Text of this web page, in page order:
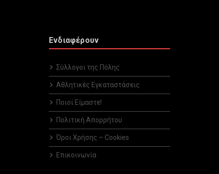
Ενδιαφέρουν
Σύλλογοι της Πόλης
Αθλητικές Εγκαταστάσεις
Ποιοί Είμαστε!
Πολιτική Απορρήτου
Όροι Χρήσης – Cookies
Επικοινωνία